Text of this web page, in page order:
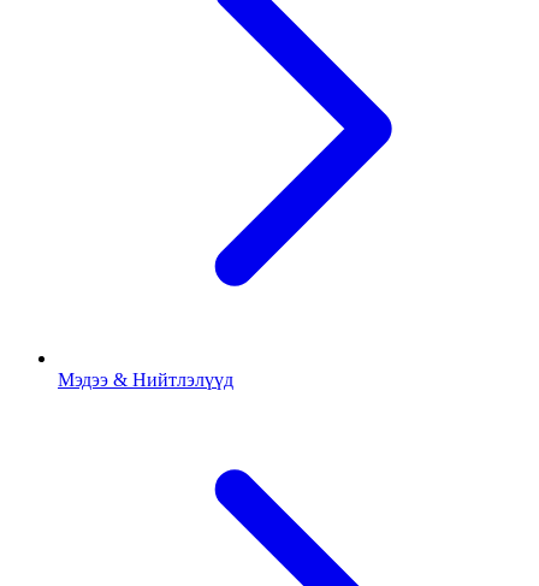
Мэдээ & Нийтлэлүүд